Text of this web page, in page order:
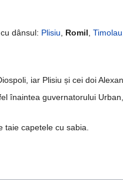
dânsul: Plisiu Romil Timolau
iar Plisiu și cei doi
înaintea guvernatorului
capetele cu sabia.